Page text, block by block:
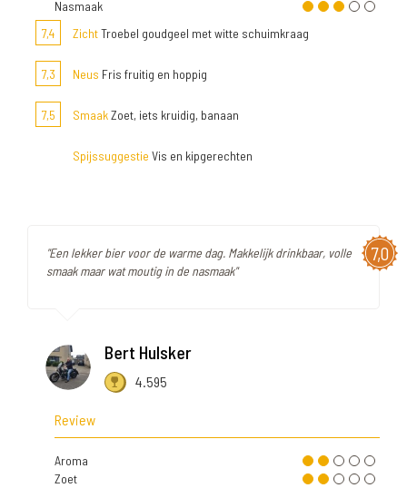
Nasmaak
7,4
ZichtTroebel goudgeel met witte schuimkraag
7,3 Neus Fris fruitig en hoppig
7,5 SmaakZoet, iets kruidig, banaan
Spijssuggestie Vis en kipgerechten
7,0
"Een lekker bier voor de warme dag. Makkelijk drinkbaar, volle
smaak maar wat moutig in de nasmaak"
Bert Hulsker
4.595
Review
Aroma
Zoet